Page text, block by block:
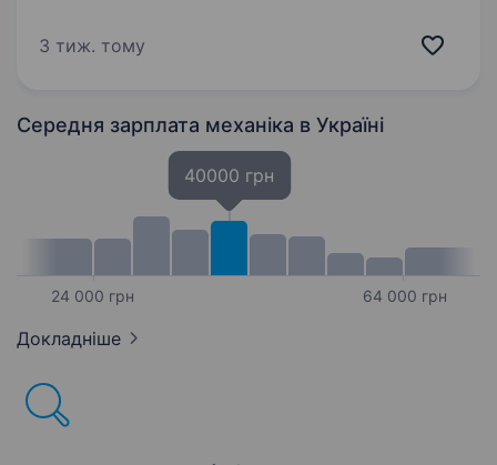
доставку вантажів будь-якого обсягу та типу.
3 тиж. тому
Середня зарплата механіка в Україні
24 000 грн
40000 грн
64 000 грн
Докладніше